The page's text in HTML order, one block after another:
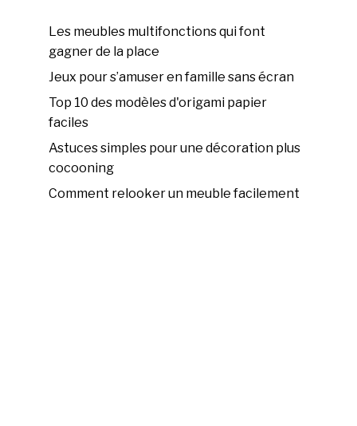
Les meubles multifonctions qui font
gagner de la place
Jeux pour s’amuser en famille sans écran
Top 10 des modèles d'origami papier
faciles
Astuces simples pour une décoration plus
cocooning
Comment relooker un meuble facilement